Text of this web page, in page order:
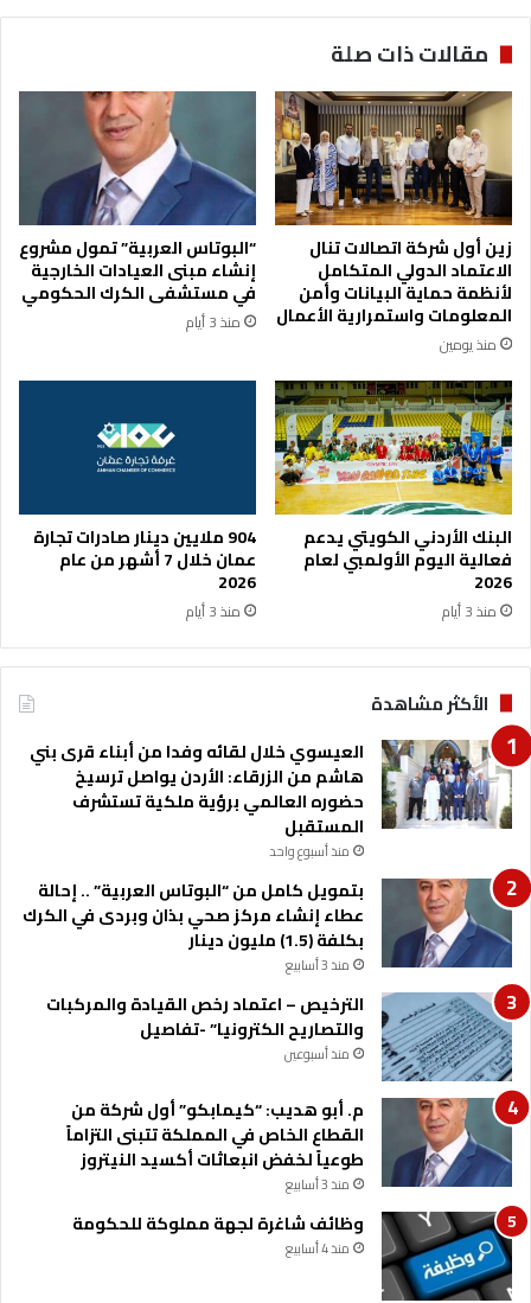
ء
م
م
ا
ص
ل
ة
إ
ر
س
ا
ل
ا
ل
م
س
ا
ع
د
ت
ل
أ
ه
ل
غ
ز
ة
ع
ك
س
ج
و
ه
ر
ا
ل
ن
ه
ج
ل
ه
ا
ش
و
ي
ع
د
.
.
.
ا
ل
ع
ي
س
و
ي
ي
ع
ز
ي
ا
ر
ا
ع
ي
و
ا
ل
ع
ا
ط
ة
و
ا
ل
خ
ر
ي
ش
و
ا
ل
د
مقالات ذات صلة
زين أول شركة اتصالات تنال
الاعتماد الدولي المتكامل
لأنظمة حماية البيانات وأمن
المعلومات واستمرارية الأعمال
منذ يومين
“البوتاس العربية” تمول مشروع
إنشاء مبنى العيادات الخارجية
في مستشفى الكرك الحكومي
منذ 3 أيام
البنك الأردني الكويتي يدعم
فعالية اليوم الأولمبي لعام
2026
منذ 3 أيام
904 ملايين دينار صادرات تجارة
عمان خلال 7 أشهر من عام
2026
منذ 3 أيام
الأكثر مشاهدة
العيسوي خلال لقائه وفدا من أبناء قرى بني
هاشم من الزرقاء: الأردن يواصل ترسيخ
حضوره العالمي برؤية ملكية تستشرف
المستقبل
منذ أسبوع واحد
بتمويل كامل من “البوتاس العربية” .. إحالة
عطاء إنشاء مركز صحي بذان وبردى في الكرك
بكلفة (1.5) مليون دينار
منذ 3 أسابيع
الترخيص – اعتماد رخص القيادة والمركبات
والتصاريح الكترونيا” -تفاصيل
منذ أسبوعين
م. أبو هديب: “كيمابكو” أول شركة من
القطاع الخاص في المملكة تتبنى التزاماً
طوعياً لخفض انبعاثات أكسيد النيتروز
منذ 3 أسابيع
وظائف شاغرة لجهة مملوكة للحكومة
منذ 4 أسابيع